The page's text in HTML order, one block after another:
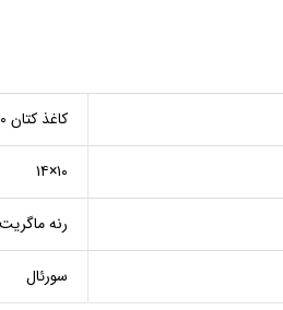
کاغذ کتان ۳۰۰ گرمی
۱۰×۱۴
رنه ماگریت
سورئال